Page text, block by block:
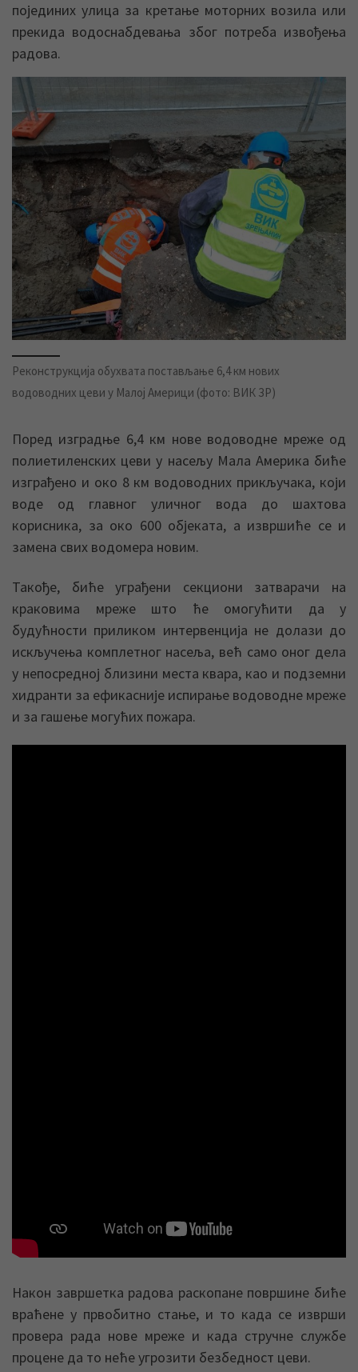
појединих улица за кретање моторних возила или
прекида водоснабдевања због потреба извођења
радова.
Реконструкција обухвата постављање 6,4 км нових
водоводних цеви у Малој Америци (фото: ВИК ЗР)
Поред изградње 6,4 км нове водоводне мреже од
полиетиленских цеви у насељу Мала Америка биће
изграђено и око 8 км водоводних прикључака, који
воде од главног уличног вода до шахтова
корисника, за око 600 објеката, а извршиће се и
замена свих водомера новим.
Такође, биће уграђени секциони затварачи на
краковима мреже што ће омогућити да у
будућности приликом интервенција не долази до
искључења комплетног насеља, већ само оног дела
у непосредној близини места квара, као и подземни
хидранти за ефикасније испирање водоводне мреже
и за гашење могућих пожара.
Након завршетка радова раскопане површине биће
враћене у првобитно стање, и то када се изврши
провера рада нове мреже и када стручне службе
процене да то неће угрозити безбедност цеви.